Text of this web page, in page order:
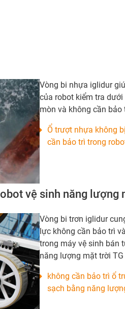
Vòng bi nhựa iglidur
của robot kiểm tra
mòn và không cần bảo
Ổ trượt nhựa không
cần bảo trì trong
vệ sinh năng lượng
Vòng bi trơn iglidur
lực không cần bảo trì
trong máy vệ sinh bán
năng lượng mặt trời TG
không cần bảo trì ổ
sạch bằng năng